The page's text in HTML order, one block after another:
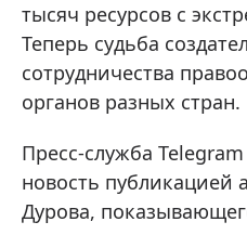
тысяч ресурсов с
Теперь судьба
сотрудничества
органов разных стран.
Пресс-служба
новость публикацией
Дурова,